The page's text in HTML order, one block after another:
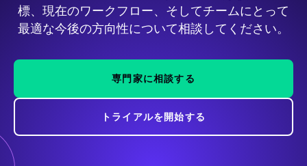
標、現在のワークフロー、そしてチームにとって
最適な今後の方向性について相談してください。
専門家に相談する
トライアルを開始する